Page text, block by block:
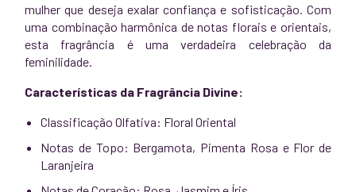
mulher que deseja exalar confiança e sofisticação. Com
uma combinação harmônica de notas florais e orientais,
esta fragrância é uma verdadeira celebração da
feminilidade.
Características da Fragrância Divine:
Classificação Olfativa: Floral Oriental
Notas de Topo: Bergamota, Pimenta Rosa e Flor de
Laranjeira